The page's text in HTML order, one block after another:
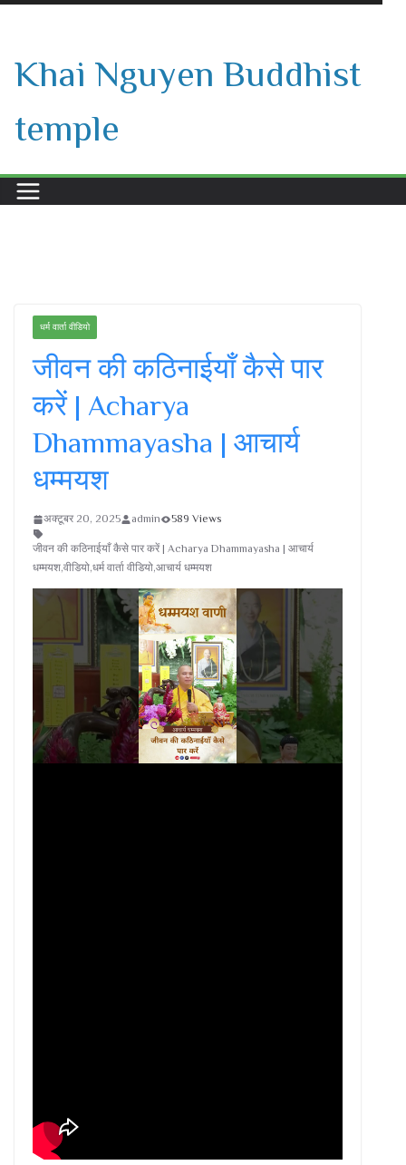
content
Khai Nguyen Buddhist
temple
धर्म वार्ता वीडियो
जीवन की कठिनाईयाँ कैसे पार
करें | Acharya
Dhammayasha | आचार्य
धम्मयश
अक्टूबर 20, 2025 admin 589 Views
जीवन की कठिनाईयाँ कैसे पार करें | Acharya Dhammayasha | आचार्य
धम्मयश,वीडियो,धर्म वार्ता वीडियो,आचार्य धम्मयश